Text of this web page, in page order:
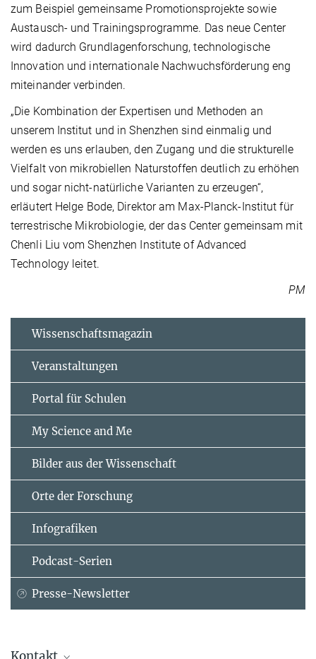
zum Beispiel gemeinsame Promotionsprojekte sowie
Austausch- und Trainingsprogramme. Das neue Center
wird dadurch Grundlagenforschung, technologische
Innovation und internationale Nachwuchsförderung eng
miteinander verbinden.
„Die Kombination der Expertisen und Methoden an
unserem Institut und in Shenzhen sind einmalig und
werden es uns erlauben, den Zugang und die strukturelle
Vielfalt von mikrobiellen Naturstoffen deutlich zu erhöhen
und sogar nicht-natürliche Varianten zu erzeugen“,
erläutert Helge Bode, Direktor am Max-Planck-Institut für
terrestrische Mikrobiologie, der das Center gemeinsam mit
Chenli Liu vom Shenzhen Institute of Advanced
Technology leitet.
PM
Wissenschaftsmagazin
Veranstaltungen
Portal für Schulen
My Science and Me
Bilder aus der Wissenschaft
Orte der Forschung
Infografiken
Podcast-Serien
Presse-Newsletter